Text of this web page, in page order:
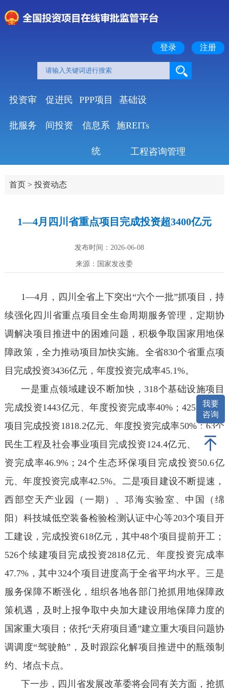
登录 注册
投资审
批服务
促进民
间投资
PPP项目
信息系
统
基础设
施REITs
工程咨询管理
首页> 投资动态
1—4月四川省重点项目完成投资超3400亿元
发布时间：2026-06-08
来源：国家发改委
1—4月，四川全省上下突出“六个一批”抓项目，持
续强化四川省重点项目全生命周期服务管理，定期协
调解决项目推进中的困难问题，积极争取国家用地保
障政策，全力推动项目加快实施。全省830个省重点项
目完成投资3436亿元，年度投资完成率45.1%。
一是重点领域建设不断加快，318个基础设施项目
完成投资1443亿元、年度投资完成率40%；425个产业
项目完成投资1818.2亿元、年度投资完成率50%；63个
民生工程及社会事业项目完成投资124.4亿元、年度投
资完成率46.9%；24个生态环保项目完成投资50.6亿
元、年度投资完成率42.5%。二是项目建设不断提速，
西部空天产业园（一期）、邛海实验室、中国（绵
阳）科技城低空装备检验检测认证中心等203个项目开
工建设，完成投资618亿元，其中48个项目提前开工；
526个续建项目完成投资2818亿元、年度投资完成率
47.7%，其中324个项目进度高于全省平均水平。三是
服务保障不断强化，组织各地各部门抢抓用地保障政
策机遇，及时上报争取中央加大建设用地保障力度的
国家重大项目；依托“天府项目通”建立重大项目问题协
调调度“驾驶舱”，及时跟踪化解项目推进中的瓶颈制
约、堵点卡点。
下一步，四川省发展改革委将会同有关方面，抢抓
我要
咨询